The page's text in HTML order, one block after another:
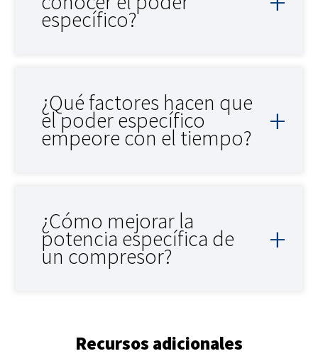
específico?
¿Qué factores hacen que
el poder específico
empeore con el tiempo?
¿Cómo mejorar la
potencia específica de
un compresor?
Recursos adicionales